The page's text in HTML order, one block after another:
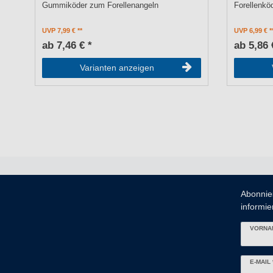
Gummiköder zum Forellenangeln
UVP 7,99 €
ab 7,46 € *
Varianten anzeigen
UVP 6,99 €
ab 5,86
E-MAIL